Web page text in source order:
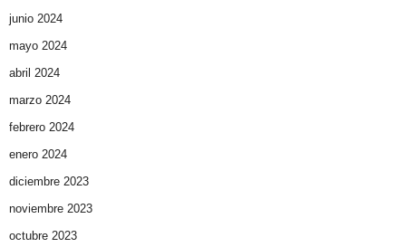
junio 2024
mayo 2024
abril 2024
marzo 2024
febrero 2024
enero 2024
diciembre 2023
noviembre 2023
octubre 2023